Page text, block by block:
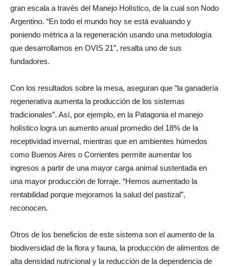
Savory, una ONG global que busca regenerar pastizales a
gran escala a través del Manejo Holístico, de la cual son Nodo
Argentino. “En todo el mundo hoy se está evaluando y
poniendo métrica a la regeneración usando una metodología
que desarrollamos en OVIS 21”, resalta uno de sus
Con los resultados sobre la mesa, aseguran que “la ganadería
regenerativa aumenta la producción de los sistemas
tradicionales”. Así, por ejemplo, en la Patagonia el manejo
holístico logra un aumento anual promedio del 18% de la
receptividad invernal, mientras que en ambientes húmedos
como Buenos Aires o Corrientes permite aumentar los
ingresos a partir de una mayor carga animal sustentada en
una mayor producción de forraje. “Hemos aumentado la
rentabilidad porque mejoramos la salud del pastizal”,
Otros de los beneficios de este sistema son el aumento de la
biodiversidad de la flora y fauna, la producción de alimentos de